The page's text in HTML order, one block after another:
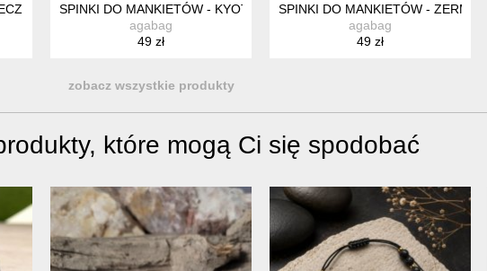
- JASNOZIELONA
SPINKI DO MANKIETÓW - KYOTO
agabag
49 zł
SPINKI DO MANKIETÓW - ZERMATT
agabag
49 zł
zobacz wszystkie produkty
które mogą Ci się spodobać